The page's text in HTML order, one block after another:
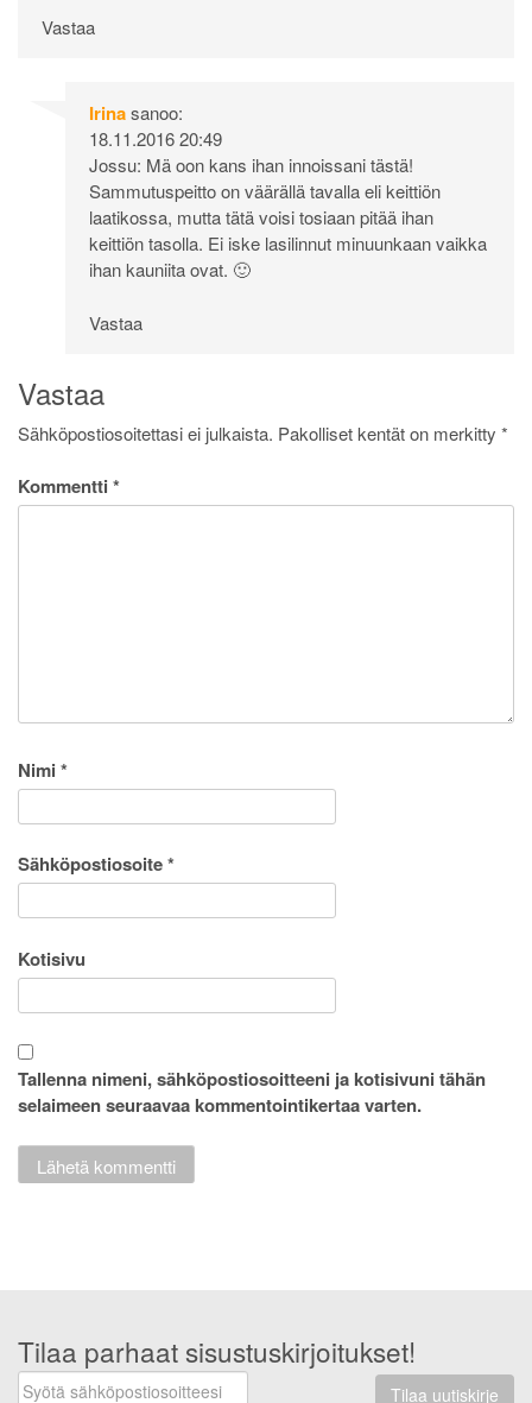
Vastaa
Irinasanoo:
18.11.2016 20:49
Jossu: Mä oon kans ihan innoissani tästä!
Sammutuspeitto on väärällä tavalla eli keittiön
laatikossa, mutta tätä voisi tosiaan pitää ihan
keittiön tasolla. Ei iske lasilinnut minuunkaan vaikka
ihan kauniita ovat. 🙂
Vastaa
Vastaa
Sähköpostiosoitettasi ei julkaista. Pakolliset kentät on merkitty *
Kommentti *
Nimi *
Sähköpostiosoite*
Kotisivu
Tallenna nimeni, sähköpostiosoitteeni ja kotisivuni tähän
selaimeen seuraavaa kommentointikertaa varten.
Tilaa parhaat sisustuskirjoitukset!
Tilaa uutiskirje